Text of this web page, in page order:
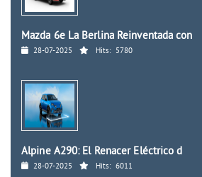
Mazda 6e La Berlina Reinventada con
28-07-2025 Hits: 5780
Alpine A290: El Renacer Eléctrico d
28-07-2025 Hits: 6011